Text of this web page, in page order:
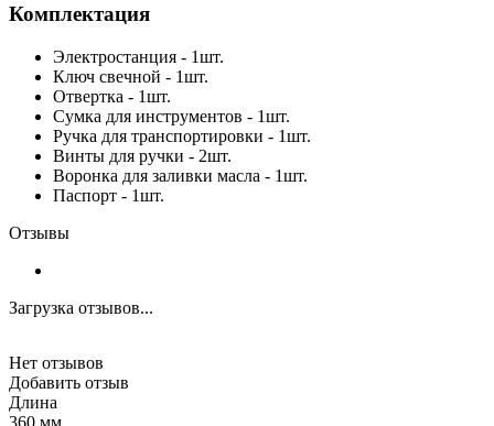
Комплектация
Электростанция - 1шт.
Ключ свечной - 1шт.
Отвертка - 1шт.
Сумка для инструментов - 1шт.
Ручка для транспортировки - 1шт.
Винты для ручки - 2шт.
Воронка для заливки масла - 1шт.
Паспорт - 1шт.
Отзывы
Загрузка отзывов...
Нет отзывов
Добавить отзыв
Длина
360 мм